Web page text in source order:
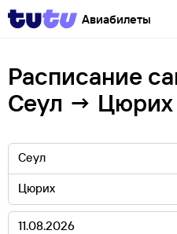
Авиабилеты
Расписание
Сеул → Цюрих